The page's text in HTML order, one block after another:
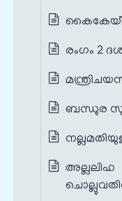
രംഗം 2
ബന്ധുര
അല്ലലിഹ